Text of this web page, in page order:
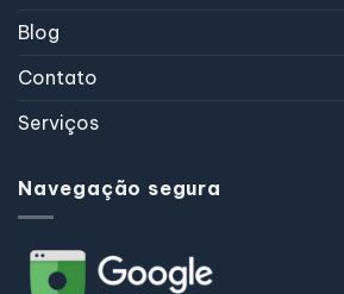
Blog
Contato
Serviços
Navegação segura